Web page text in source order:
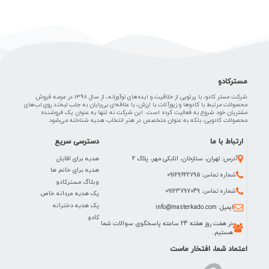
مسترکادو
شرکت مستر کادو، با پرتویی از خلاقیت و ایده‌های نوآورانه، از سال 1398 در عرصه فروش
محصولات مرتبط با کادوها و زیورآلات با ارزش، با علاقه‌ای بی‌پایان به جلب لبخند روی لب‌های
مشتریان خود شروع به فعالیت کرده است. این شرکت نه تنها به عنوان یک فروشنده
محصولات کادویی، بلکه به عنوان متخصص در هنر انتخاب هدیه شناخته می‌شود.
ارتباط با ما
آدرس: تهران، ستارخان، اتابکی مهر، پلاک 2
شماره تماس: 09129622795
شماره تماس: 09123797049
ایمیل: info@masterkado.com
در هفت روز هفته 24 ساعته پاسخگوی سوالات شما
هستیم.
دسترسی سریع
هدیه برای اقایان
هدیه برای خانم ها
وبلاگ مسترکادو
پک هدیه مردانه خاص
پک هدیه دخترانه
کادو
اعتماد شما، افتخار ماست